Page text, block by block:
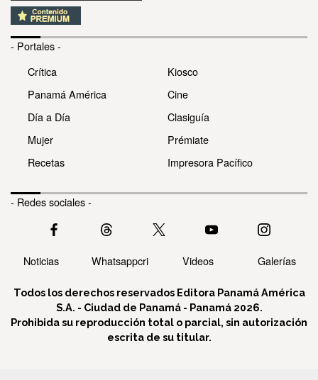
- Portales -
Crítica
Panamá América
Día a Día
Mujer
Recetas
Kiosco
Cine
Clasiguía
Prémiate
Impresora Pacífico
- Redes sociales -
Noticias Whatsappcri Videos Galerías
Todos los derechos reservados Editora Panamá América
S.A. - Ciudad de Panamá - Panamá 2026.
Prohibida su reproducción total o parcial, sin autorización
escrita de su titular.